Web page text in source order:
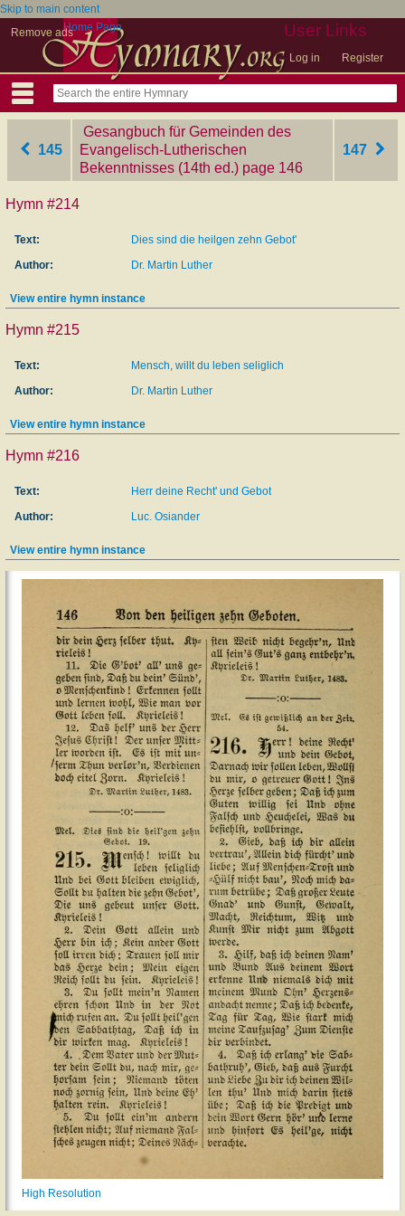
Skip to main content
Remove ads
User Links
Log in Register
Home Page
145
Gesangbuch für Gemeinden des
Evangelisch-Lutherischen
Bekenntnisses (14th ed.) ‎page 146
147
Hymn #214
Text:
Dies sind die heilgen zehn Gebot'
Author:
Dr. Martin Luther
View entire hymn instance
Hymn #215
Text:
Mensch, willt du leben seliglich
Author:
Dr. Martin Luther
View entire hymn instance
Hymn #216
Text:
Herr deine Recht' und Gebot
Author:
Luc. Osiander
View entire hymn instance
High Resolution